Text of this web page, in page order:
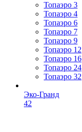
Топаэро 3
Топаэро 4
Топаэро 6
Топаэро 7
Топаэро 9
Топаэро 12
Топаэро 16
Топаэро 24
Топаэро 32
Эко-Гранд
42